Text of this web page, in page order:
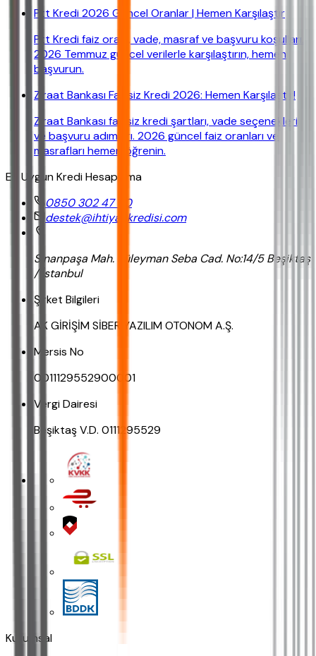
Ptt Kredi 2026 Güncel Oranlar | Hemen Karşılaştır
Ptt Kredi faiz oranı, vade, masraf ve başvuru koşulları.
2026 Temmuz güncel verilerle karşılaştırın, hemen
başvurun.
Ziraat Bankası Faizsiz Kredi 2026: Hemen Karşılaştır!
Ziraat Bankası faizsiz kredi şartları, vade seçenekleri
ve başvuru adımları. 2026 güncel faiz oranları ve
masrafları hemen öğrenin.
En Uygun Kredi Hesaplama
0850 302 47 90
destek@ihtiyackredisi.com
Sinanpaşa Mah. Süleyman Seba Cad. No:14/5 Beşiktaş
/ İstanbul
Şirket Bilgileri
AK GİRİŞİM SİBER YAZILIM OTONOM A.Ş.
Mersis No
0011129552900001
Vergi Dairesi
Beşiktaş V.D. 0111295529
Kurumsal